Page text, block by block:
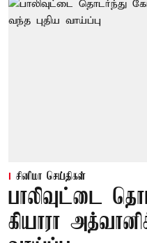
சினிமா செய்திகள்
பாலிவுட்டை
கியாரா